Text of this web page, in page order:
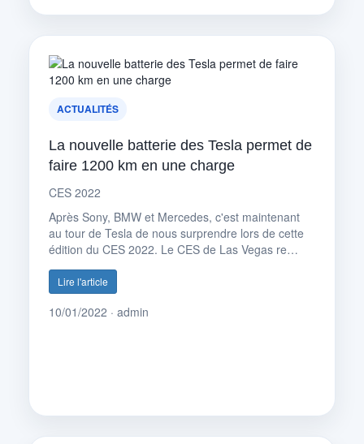
ACTUALITÉS
La nouvelle batterie des Tesla permet de
faire 1200 km en une charge
CES 2022
Après Sony, BMW et Mercedes, c'est maintenant
au tour de Tesla de nous surprendre lors de cette
édition du CES 2022. Le CES de Las Vegas re…
Lire l'article
10/01/2022 · admin